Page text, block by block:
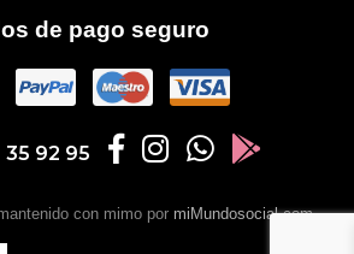
de pago seguro
35 92 95
con mimo por miMundosocial.com